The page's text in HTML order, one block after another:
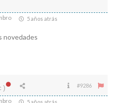
5 años atrás
novedades
#9286